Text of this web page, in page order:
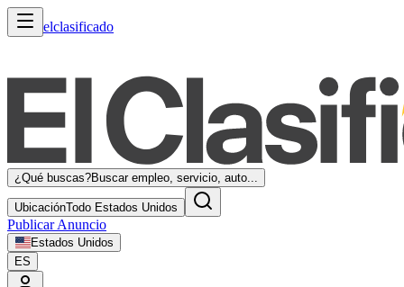
elclasificado
¿Qué buscas?Buscar empleo, servicio, auto...
UbicaciónTodo Estados Unidos
Publicar Anuncio
Estados Unidos
ES